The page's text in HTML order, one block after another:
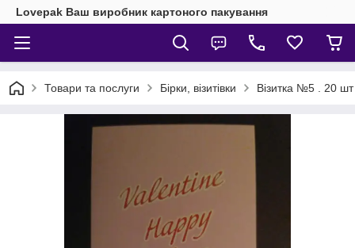
Lovepak Ваш виробник картоного пакування
Товари та послуги Бірки, візитівки Візитка №5 . 20 шт